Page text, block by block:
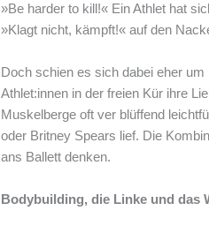
»Be harder to kill!« Ein Athlet hat
»Klagt nicht, kämpft!« auf den
Doch schien es sich dabei eher
Athlet:innen in der freien Kür ihre
Muskelberge oft ver blüffend
oder Britney Spears lief. Die
ans Ballett denken.
Bodybuilding, die Linke und das